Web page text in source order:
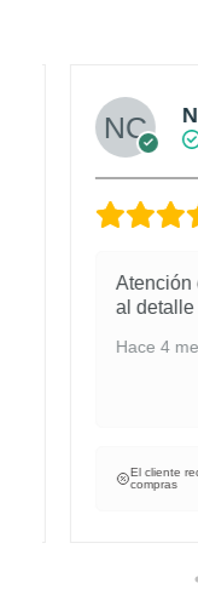
Atención
al detalle
Hace 4
El cliente
compras